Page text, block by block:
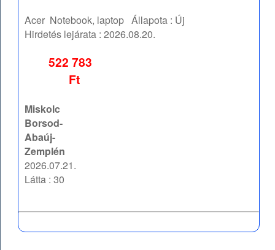
Acer Notebook, laptop Állapota : Új
Hirdetés lejárata :2026.08.20.
522 783
Ft
Miskolc
Borsod-
Abaúj-
Zemplén
2026.07.21.
Látta : 30